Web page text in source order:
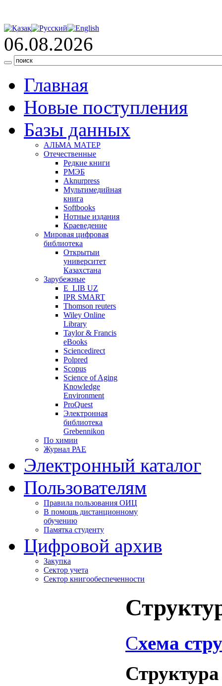
06.08.2026
Главная
Новые поступления
Базы данных
АЛЬМА МАТЕР
Отечественные
Редкие книги
РМЭБ
Аknurpress
Мультимедийная
книга
Softbooks
Нотные издания
Краеведение
Мировая цифровая
библиотека
Открытыи
университет
Казахстана
Зарубежные
E_LIB UZ
IPR SMART
Thomson reuters
Wiley Online
Library
Taylor & Francis
eBooks
Sciencedirect
Polpred
Scopus
Science of Aging
Knowledge
Environment
ProQuest
Электронная
библиотека
Grebennikon
По химии
Журнал РАЕ
Электронный каталог
Пользователям
Правила пользования ОИЦ
В помощь дистанционному
обучению
Памятка студенту
Цифровой архив
Закупка
Сектор учета
Сектор книгообеспеченности
Схема